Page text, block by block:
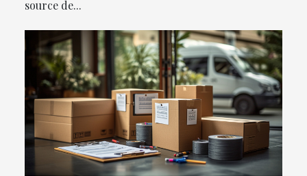
source de...